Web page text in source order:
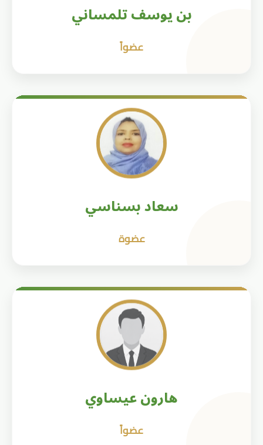
بن يوسف تلمساني
عضواً
سعاد بسناسي
عضوة
هارون عيساوي
عضواً